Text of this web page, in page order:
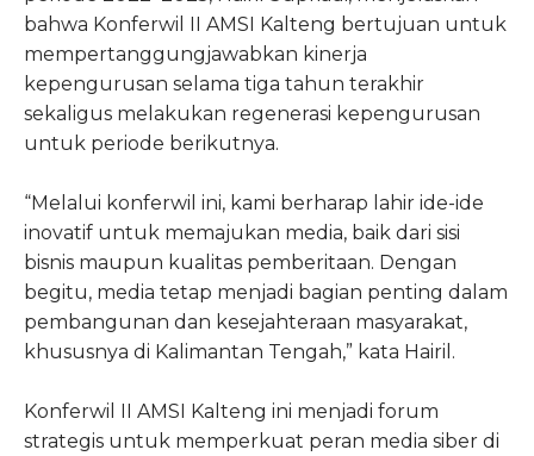
bahwa Konferwil II AMSI Kalteng bertujuan untuk
mempertanggungjawabkan kinerja
kepengurusan selama tiga tahun terakhir
sekaligus melakukan regenerasi kepengurusan
untuk periode berikutnya.
“Melalui konferwil ini, kami berharap lahir ide-ide
inovatif untuk memajukan media, baik dari sisi
bisnis maupun kualitas pemberitaan. Dengan
begitu, media tetap menjadi bagian penting dalam
pembangunan dan kesejahteraan masyarakat,
khususnya di Kalimantan Tengah,” kata Hairil.
Konferwil II AMSI Kalteng ini menjadi forum
strategis untuk memperkuat peran media siber di